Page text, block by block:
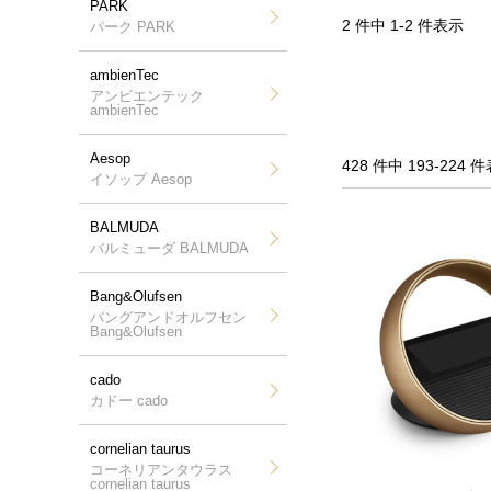
PARK
パーク PARK
ambienTec
アンビエンテック
ambienTec
Aesop
イソップ Aesop
BALMUDA
バルミューダ BALMUDA
Bang&Olufsen
バングアンドオルフセン
Bang&Olufsen
cado
カドー cado
cornelian taurus
コーネリアンタウラス
cornelian taurus
2 件中 1-2 件表示
428 件中 193-224